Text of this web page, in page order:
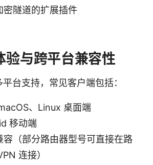
密隧道的扩展插件
验与跨平台兼容性
台支持，常见客户端包括：
、Linux 桌面端
移动端
容（部分路由器型号可直接在路
连接）